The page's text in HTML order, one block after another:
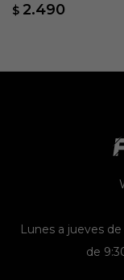
$ 2.490
Lunes a jueves
de